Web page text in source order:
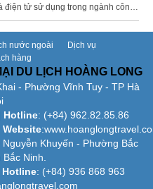
điện tử sử dụng trong ngành công
tử và ô tô.
nước ngoài
Dịch vụ
hàng
DU LỊCH HOÀNG LONG
- Phường Vĩnh Tuy - TP Hà
Hotline: (+84) 962.82.85.86
Website:www.
Nguyễn Khuyến - Phường Bắc
Ninh.
Hotline: (+84) 936 868 963